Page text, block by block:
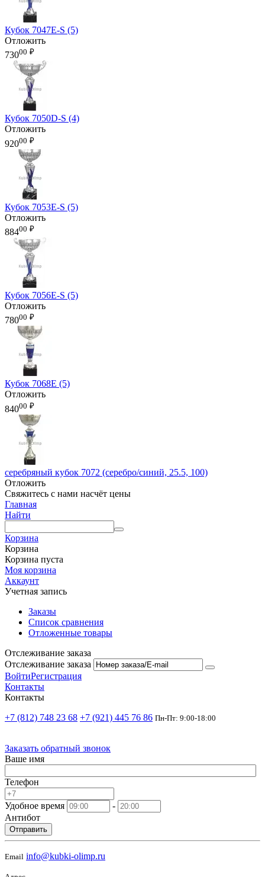
Кубок 7047E-S (5)
Отложить
73000 ₽
Кубок 7050D-S (4)
Отложить
92000 ₽
Кубок 7053E-S (5)
Отложить
88400 ₽
Кубок 7056E-S (5)
Отложить
78000 ₽
Кубок 7068E (5)
Отложить
84000 ₽
серебряный кубок 7072 (серебро/синий, 25.5, 100)
Отложить
Свяжитесь с нами насчёт цены
Главная
Найти
Корзина
Корзина
Корзина пуста
Моя корзина
Аккаунт
Учетная запись
Заказы
Список сравнения
Отложенные товары
Отслеживание заказа
Отслеживание заказа
ВойтиРегистрация
Контакты
Контакты
+7 (812) 748 23 68 +7 (921) 445 76 86 Пн-Пт: 9:00-18:00
Заказать обратный звонок
Ваше имя
Телефон
Удобное время
-
Антибот
Отправить
Email info@kubki-olimp.ru